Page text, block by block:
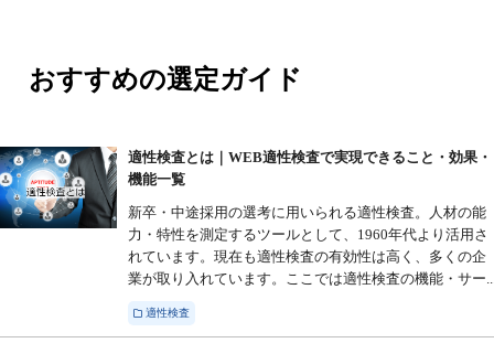
おすすめの選定ガイド
適性検査とは｜WEB適性検査で実現できること・効果・
機能一覧
新卒・中途採用の選考に用いられる適性検査。人材の能
力・特性を測定するツールとして、1960年代より活用さ
れています。現在も適性検査の有効性は高く、多くの企
業が取り入れています。ここでは適性検査の機能・サー
適性検査